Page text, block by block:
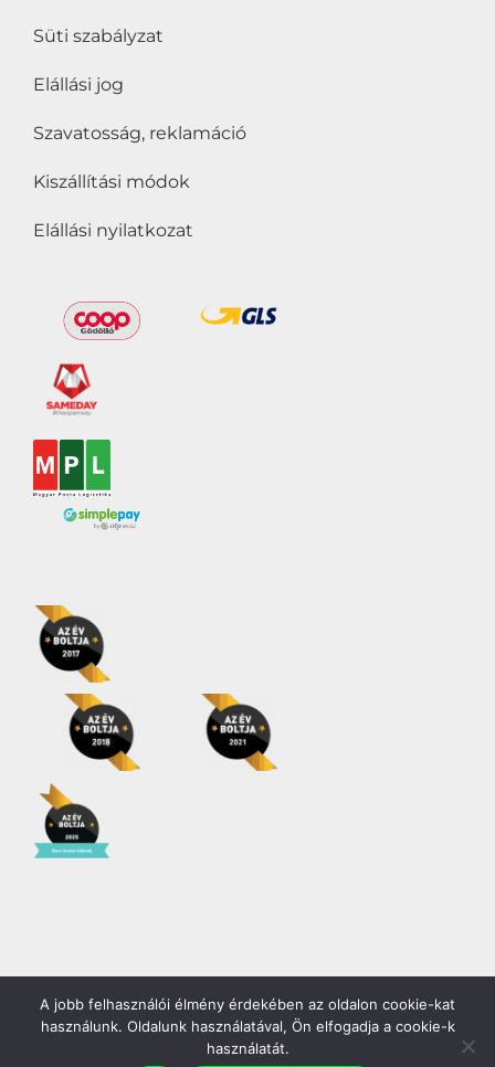
Süti szabályzat
Elállási jog
Szavatosság, reklamáció
Kiszállítási módok
Elállási nyilatkozat
Copyright 2026 | Minden jog fenntartva! |Gödöllő COOP Zrt.
FacebookYouTube
Instagram
A jobb felhasználói élmény érdekében az oldalon cookie-kat
használunk. Oldalunk használatával, Ön elfogadja a cookie-k
használatát.